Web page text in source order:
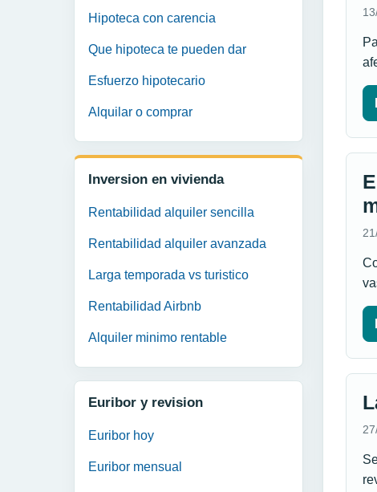
Hipoteca con carencia
Que hipoteca te pueden dar
Esfuerzo hipotecario
Alquilar o comprar
Inversion en vivienda
Rentabilidad alquiler sencilla
Rentabilidad alquiler avanzada
Larga temporada vs turistico
Rentabilidad Airbnb
Alquiler minimo rentable
Euribor y revision
Euribor hoy
Euribor mensual